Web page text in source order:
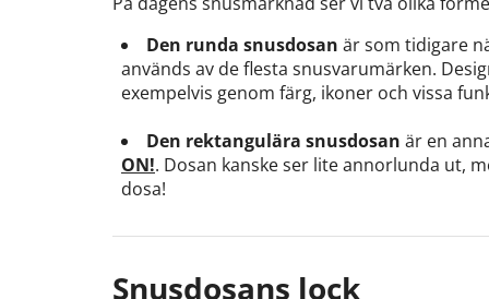
Den runda snusdosan är som tidigare
används av de flesta snusvarumärken.
exempelvis genom färg, ikoner och vissa
Den rektangulära snusdosan är en
ON!. Dosan kanske ser lite annorlunda ut,
dosa!
Snusdosans lock